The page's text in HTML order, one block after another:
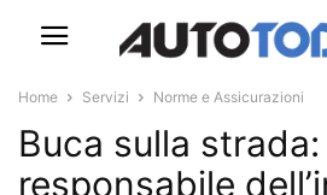
Home Servizi Norme e Assicurazioni
Buca sulla
responsabile